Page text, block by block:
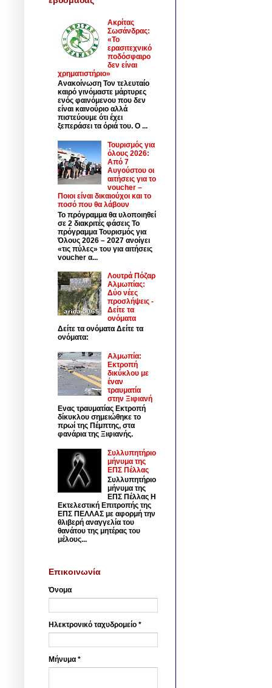
Ακρίτας
Σωσάνδρας:
«Το
ερασιτεχνικό
ποδόσφαιρο
δεν είναι
χρηματιστήριο»
Ανακοίνωση Τον τελευταίο
καιρό γινόμαστε μάρτυρες
ενός φαινόμενου που δεν
είναι καινούριο αλλά
πιστεύουμε ότι έχει
ξεπεράσει τα όριά του. Ο ...
Τουρισμός για
όλους 2026:
Από 7
Αυγούστου οι
αιτήσεις για το
voucher –
Ποιοι είναι δικαιούχοι και το
ποσό που θα λάβουν
Το πρόγραμμα θα υλοποιηθεί
σε 2 διακριτές φάσεις Το
πρόγραμμα Τουρισμός για
Όλους 2026 – 2027 ανοίγει
«τις πύλες» του για αιτήσεις
voucher α...
Λουτρά Πόζαρ
Αλμωπίας:
Δύο νέες
προσλήψεις -
Δείτε τα
ονόματα
Δείτε τα ονόματα Δείτε τα
ονόματα:
Αλμωπία:
Εκτροπή
δικύκλου με
έναν
τραυματία
στην Ξιφιανή
Ενας τραυματίας Εκτροπή
δίκυκλου σημειώθηκε το
πρωί της Πέμπτης, στα
φανάρια της Ξιφιανής.
Συλλυπητήριο
μήνυμα της
ΕΠΣ Πέλλας
Συλλυπητήριο
μήνυμα της
ΕΠΣ Πέλλας Η
Εκτελεστική Επιτροπής της
ΕΠΣ ΠΕΛΛΑΣ με αφορμή την
θλιβερή αναγγελία του
θανάτου της μητέρας του
μέλους...
Επικοινωνία
Όνομα
Ηλεκτρονικό ταχυδρομείο *
Μήνυμα *